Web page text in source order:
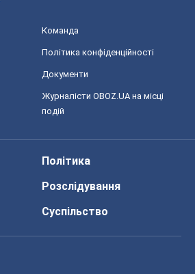
Команда
Політика конфіденційності
Документи
Журналісти OBOZ.UA на місці
подій
Політика
Розслідування
Суспільство